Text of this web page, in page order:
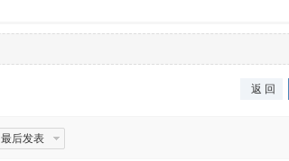
返 回
最后发表